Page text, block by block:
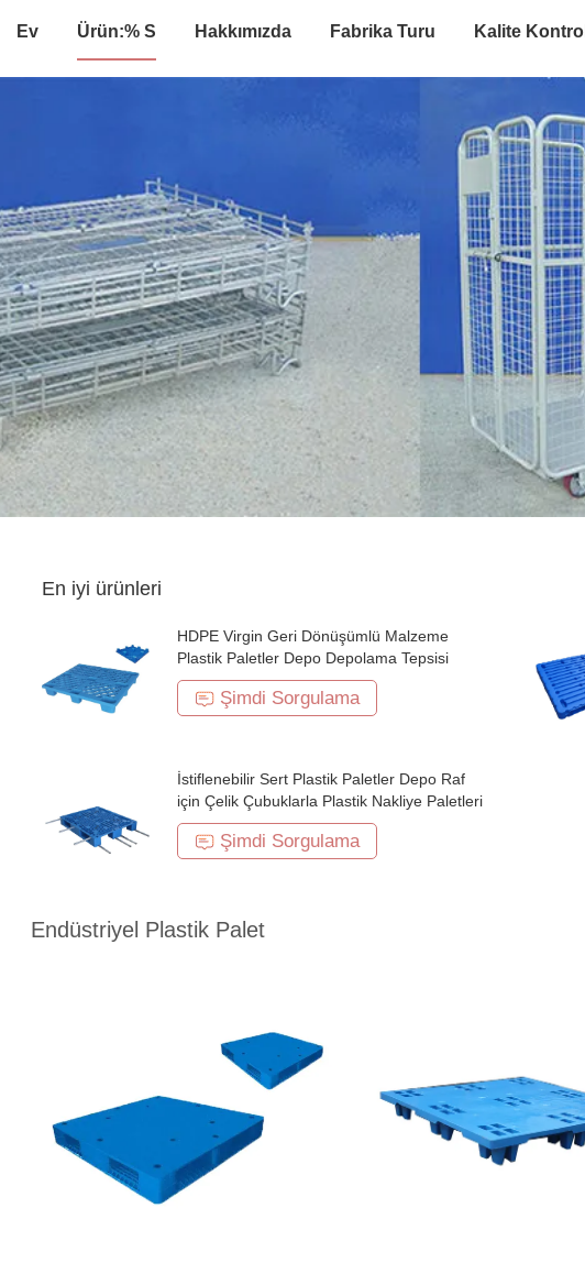
Ev Ürün:% S Hakkımızda Fabrika Turu Kalite Kontrol
En iyi ürünleri
HDPE Virgin Geri Dönüşümlü Malzeme
Plastik Paletler Depo Depolama Tepsisi
Şimdi Sorgulama
İstiflenebilir Sert Plastik Paletler Depo Raf
için Çelik Çubuklarla Plastik Nakliye Paletleri
Şimdi Sorgulama
Endüstriyel Plastik Palet